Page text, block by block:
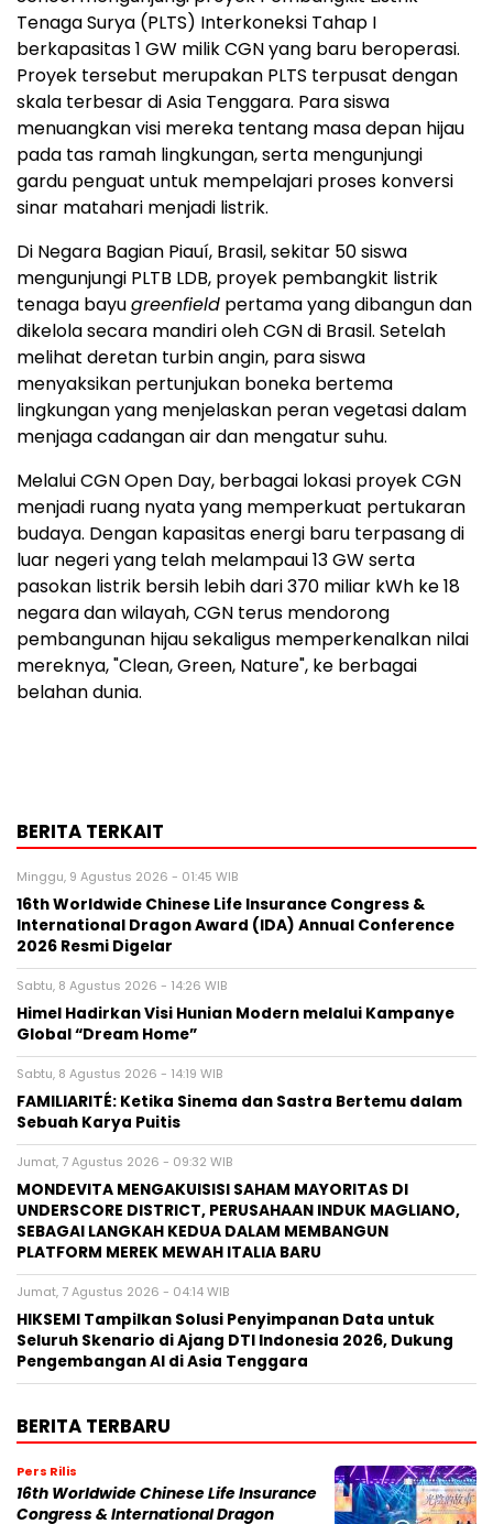
Tenaga Surya (PLTS) Interkoneksi Tahap I
berkapasitas 1 GW milik CGN yang baru beroperasi.
Proyek tersebut merupakan PLTS terpusat dengan
skala terbesar di Asia Tenggara. Para siswa
menuangkan visi mereka tentang masa depan hijau
pada tas ramah lingkungan, serta mengunjungi
gardu penguat untuk mempelajari proses konversi
sinar matahari menjadi listrik.
Di Negara Bagian Piauí, Brasil, sekitar 50 siswa
mengunjungi PLTB LDB, proyek pembangkit listrik
tenaga bayugreenfield pertama yang dibangun dan
dikelola secara mandiri oleh CGN di Brasil. Setelah
melihat deretan turbin angin, para siswa
menyaksikan pertunjukan boneka bertema
lingkungan yang menjelaskan peran vegetasi dalam
menjaga cadangan air dan mengatur suhu.
Melalui CGN Open Day, berbagai lokasi proyek CGN
menjadi ruang nyata yang memperkuat pertukaran
budaya. Dengan kapasitas energi baru terpasang di
luar negeri yang telah melampaui 13 GW serta
pasokan listrik bersih lebih dari 370 miliar kWh ke 18
negara dan wilayah, CGN terus mendorong
pembangunan hijau sekaligus memperkenalkan nilai
mereknya, "Clean, Green, Nature", ke berbagai
belahan dunia.
BERITA TERKAIT
Minggu, 9 Agustus 2026 - 01:45 WIB
16th Worldwide Chinese Life Insurance Congress &
International Dragon Award (IDA) Annual Conference
2026 Resmi Digelar
Sabtu, 8 Agustus 2026 - 14:26 WIB
Himel Hadirkan Visi Hunian Modern melalui Kampanye
Global “Dream Home”
Sabtu, 8 Agustus 2026 - 14:19 WIB
FAMILIARITÉ: Ketika Sinema dan Sastra Bertemu dalam
Sebuah Karya Puitis
Jumat, 7 Agustus 2026 - 09:32 WIB
MONDEVITA MENGAKUISISI SAHAM MAYORITAS DI
UNDERSCORE DISTRICT, PERUSAHAAN INDUK MAGLIANO,
SEBAGAI LANGKAH KEDUA DALAM MEMBANGUN
PLATFORM MEREK MEWAH ITALIA BARU
Jumat, 7 Agustus 2026 - 04:14 WIB
HIKSEMI Tampilkan Solusi Penyimpanan Data untuk
Seluruh Skenario di Ajang DTI Indonesia 2026, Dukung
Pengembangan AI di Asia Tenggara
BERITA TERBARU
Pers Rilis
16th Worldwide Chinese Life Insurance
Congress & International Dragon